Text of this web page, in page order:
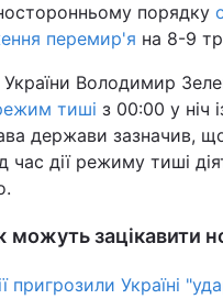
порядку
перемир'я на 8-9
Володимир
тиші з 00:00 у ніч
держави зазначив,
час дії режиму тиші
можуть зацікавити
пригрозили Україні